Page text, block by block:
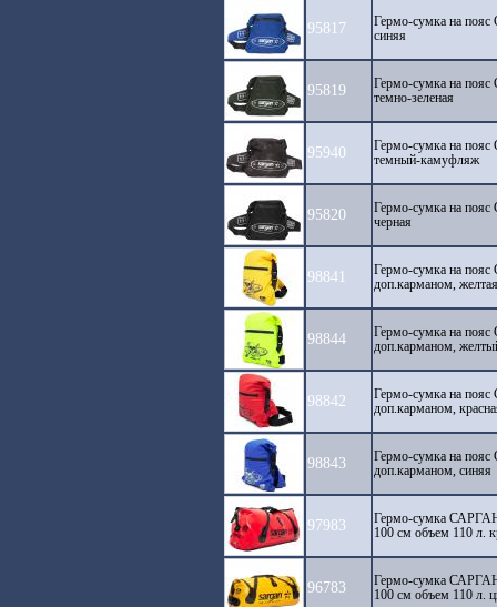
95817
Гермо-сумка на
синяя
95819
Гермо-сумка на
темно-зеленая
95940
Гермо-сумка на
темный-камуфляж
95820
Гермо-сумка на
черная
98841
Гермо-сумка на
доп.карманом, желтая
98844
Гермо-сумка на
доп.карманом,
98842
Гермо-сумка на
доп.карманом,
98843
Гермо-сумка на
доп.карманом, синяя
97983
Гермо-сумка
100 см объем 110 л.
96783
Гермо-сумка
100 см объем 110 л.